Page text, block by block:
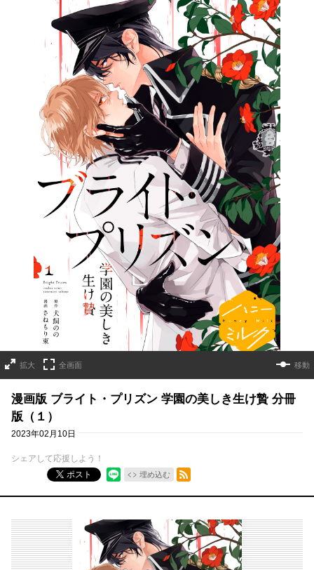
拡大 全画面 移動
漫画版 ブライト・プリズン 学園の美しき生け贄 分冊
版（１）
2023年02月10日
シェアして応援しよう！
ポスト
埋め込む
RSSフィード